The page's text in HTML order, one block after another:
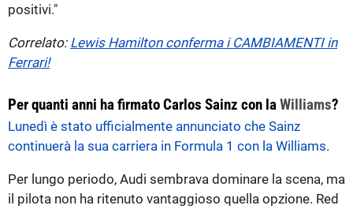
positivi."
Correlato: Lewis Hamilton conferma i CAMBIAMENTI in
Ferrari!
Per quanti anni ha firmato Carlos Sainz con laWilliams?
Lunedì è stato ufficialmente annunciato che Sainz
continuerà la sua carriera in Formula 1 con la Williams.
Per lungo periodo, Audi sembrava dominare la scena, ma
il pilota non ha ritenuto vantaggioso quella opzione. Red